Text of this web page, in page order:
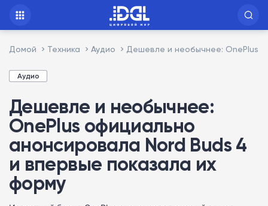
Домой Техника Аудио Дешевле и необычнее: OnePlus
Аудио
Дешевле и необычнее:
OnePlus официально
анонсировала Nord Buds 4
и впервые показала их
форму